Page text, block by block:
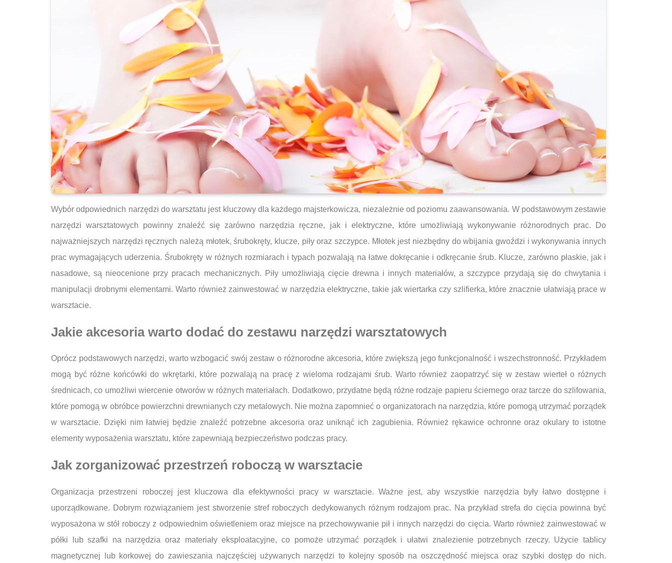
Wybór odpowiednich narzędzi do warsztatu jest kluczowy dla każdego majsterkowicza, niezależnie od poziomu zaawansowania. W podstawowym zestawie
narzędzi warsztatowych powinny znaleźć się zarówno narzędzia ręczne, jak i elektryczne, które umożliwiają wykonywanie różnorodnych prac. Do
najważniejszych narzędzi ręcznych należą młotek, śrubokręty, klucze, piły oraz szczypce. Młotek jest niezbędny do wbijania gwoździ i wykonywania innych
prac wymagających uderzenia. Śrubokręty w różnych rozmiarach i typach pozwalają na łatwe dokręcanie i odkręcanie śrub. Klucze, zarówno płaskie, jak i
nasadowe, są nieocenione przy pracach mechanicznych. Piły umożliwiają cięcie drewna i innych materiałów, a szczypce przydają się do chwytania i
manipulacji drobnymi elementami. Warto również zainwestować w narzędzia elektryczne, takie jak wiertarka czy szlifierka, które znacznie ułatwiają prace w
warsztacie.
Jakie akcesoria warto dodać do zestawu narzędzi warsztatowych
Oprócz podstawowych narzędzi, warto wzbogacić swój zestaw o różnorodne akcesoria, które zwiększą jego funkcjonalność i wszechstronność. Przykładem
mogą być różne końcówki do wkrętarki, które pozwalają na pracę z wieloma rodzajami śrub. Warto również zaopatrzyć się w zestaw wierteł o różnych
średnicach, co umożliwi wiercenie otworów w różnych materiałach. Dodatkowo, przydatne będą różne rodzaje papieru ściernego oraz tarcze do szlifowania,
które pomogą w obróbce powierzchni drewnianych czy metalowych. Nie można zapomnieć o organizatorach na narzędzia, które pomogą utrzymać porządek
w warsztacie. Dzięki nim łatwiej będzie znaleźć potrzebne akcesoria oraz uniknąć ich zagubienia. Również rękawice ochronne oraz okulary to istotne
elementy wyposażenia warsztatu, które zapewniają bezpieczeństwo podczas pracy.
Jak zorganizować przestrzeń roboczą w warsztacie
Organizacja przestrzeni roboczej jest kluczowa dla efektywności pracy w warsztacie. Ważne jest, aby wszystkie narzędzia były łatwo dostępne i
uporządkowane. Dobrym rozwiązaniem jest stworzenie stref roboczych dedykowanych różnym rodzajom prac. Na przykład strefa do cięcia powinna być
wyposażona w stół roboczy z odpowiednim oświetleniem oraz miejsce na przechowywanie pił i innych narzędzi do cięcia. Warto również zainwestować w
półki lub szafki na narzędzia oraz materiały eksploatacyjne, co pomoże utrzymać porządek i ułatwi znalezienie potrzebnych rzeczy. Użycie tablicy
magnetycznej lub korkowej do zawieszania najczęściej używanych narzędzi to kolejny sposób na oszczędność miejsca oraz szybki dostęp do nich.